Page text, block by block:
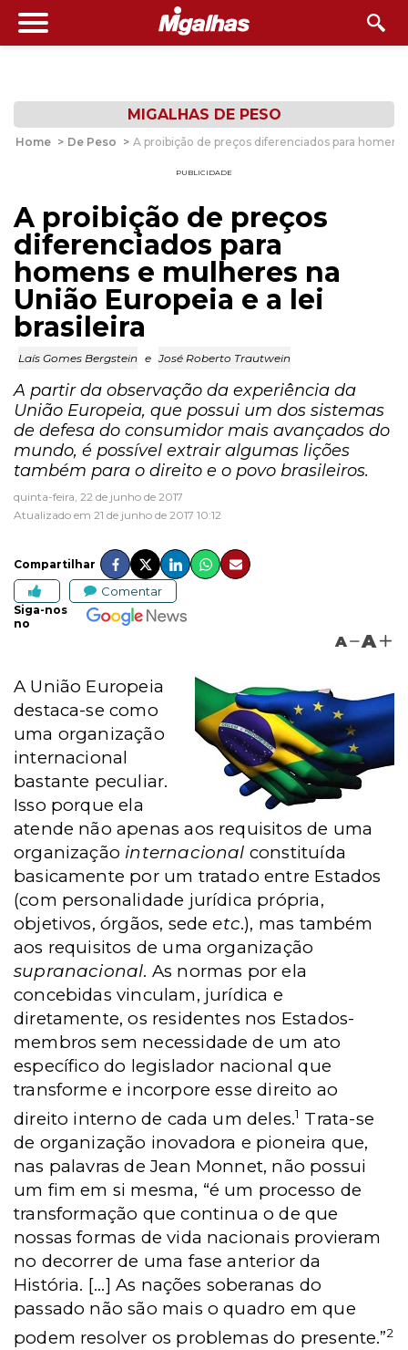
MIGALHAS DE PESO
Home > De Peso > A proibição de preços diferenciados para
PUBLICIDADE
A proibição de preços
diferenciados para
homens e mulheres na
União Europeia e a lei
brasileira
Laís Gomes Bergstein e José Roberto Trautwein
A partir da observação da experiência da
União Europeia, que possui um dos sistemas
de defesa do consumidor mais avançados do
mundo, é possível extrair algumas lições
também para o direito e o povo brasileiros.
quinta-feira, 22 de junho de 2017
Atualizado em 21 de junho de 2017 10:12
Compartilhar
Comentar
Siga-nos
no
A A
A União Europeia
destaca-se como
uma organização
internacional
bastante peculiar.
Isso porque ela
atende não apenas aos requisitos de uma
organização internacional constituída
basicamente por um tratado entre Estados
(com personalidade jurídica própria,
objetivos, órgãos, sedeetc.), mas também
aos requisitos de uma organização
supranacional. As normas por ela
concebidas vinculam, jurídica e
diretamente, os residentes nos Estados-
membros sem necessidade de um ato
específico do legislador nacional que
transforme e incorpore esse direito ao
direito interno de cada um deles.1 Trata-se
de organização inovadora e pioneira que,
nas palavras de Jean Monnet, não possui
um fim em si mesma, “é um processo de
transformação que continua o de que
nossas formas de vida nacionais provieram
no decorrer de uma fase anterior da
História. [...] As nações soberanas do
passado não são mais o quadro em que
podem resolver os problemas do presente.”2